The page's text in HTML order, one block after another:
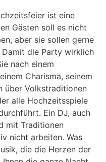
ist eine
Gästen soll es nicht
aber sie sollen gerne
Damit die Party wirklich
nach einem
Charisma, seinem
über Volkstraditionen
alle Hochzeitsspiele
Ein DJ, auch
mit Traditionen
nicht arbeiten. Was
die die Herzen der